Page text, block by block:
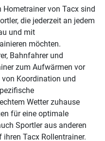
von Tacx sind
die jederzeit an jedem
und mit
möchten.
Bahnfahrer und
zum Aufwärmen vor
von Koordination und
Wetter zuhause
für eine optimale
Sportler aus anderen
Tacx Rollentrainer.